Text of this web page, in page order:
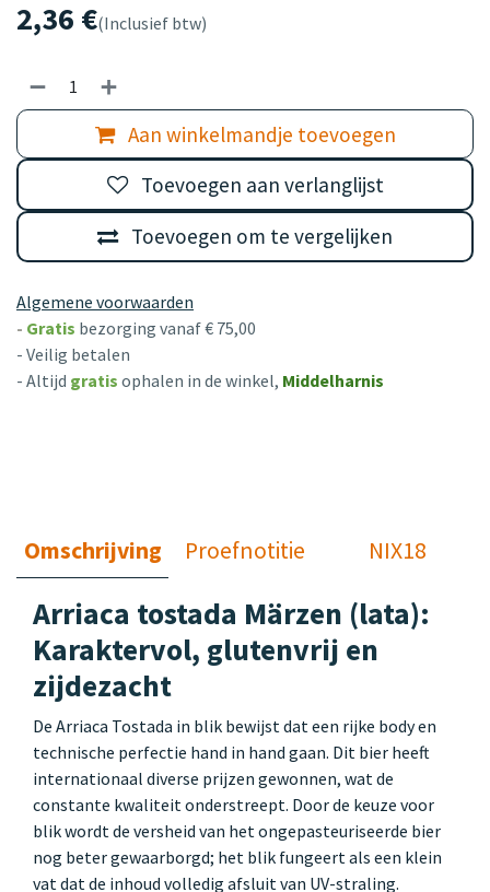
2,36 €(Inclusief btw)
Aan winkelmandje toevoegen
Toevoegen om te vergelijken
Toevoegen aan verlanglijst
Algemene voorwaarden
- Gratis bezorging vanaf € 75,00
- Veilig betalen
- Altijd gratis ophalen in de winkel, Middelharnis
Omschrijving Proefnotitie NIX18
Arriaca tostada Märzen (lata):
Karaktervol, glutenvrij en
zijdezacht
De Arriaca Tostada in blik bewijst dat een rijke body en
technische perfectie hand in hand gaan. Dit bier heeft
internationaal diverse prijzen gewonnen, wat de
constante kwaliteit onderstreept. Door de keuze voor
blik wordt de versheid van het ongepasteuriseerde bier
nog beter gewaarborgd; het blik fungeert als een klein
vat dat de inhoud volledig afsluit van UV-straling.